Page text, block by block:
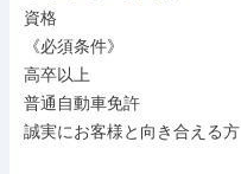
資格
《必須条件》
高卒以上
普通自動車免許
誠実にお客様と向き合える方